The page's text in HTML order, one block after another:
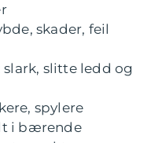
skader, feil
slitte ledd og
spylere
i bærende